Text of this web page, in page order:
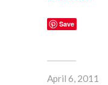
Save
April 6, 2011